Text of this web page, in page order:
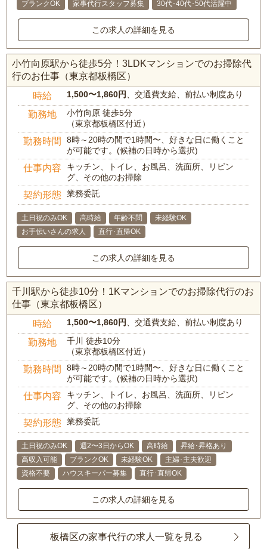
ブランクOK 家事代行スタッフ募集 30代･40代･50代活躍中
この求人の詳細を見る
小竹向原駅から徒歩5分！3LDKマンションでのお掃除代
行のお仕事（東京都板橋区）
時給 1,500〜1,860円 、交通費支給、前払い制度あり
勤務地
小竹向原 徒歩5分
（東京都板橋区付近）
勤務時間
8時～20時の間で1時間〜、好きな日に働くこと
が可能です。(候補の日時から選択)
仕事内容
キッチン、トイレ、お風呂、洗面所、リビン
グ、その他のお掃除
契約形態 業務委託
土日祝のみOK 高時給 年齢不問
未経験OK
お手伝いさんの求人
直行･直帰OK
この求人の詳細を見る
千川駅から徒歩10分！1Kマンションでのお掃除代行のお
仕事（東京都板橋区）
時給 1,500〜1,860円 、交通費支給、前払い制度あり
勤務地
千川 徒歩10分
（東京都板橋区付近）
勤務時間
8時～20時の間で1時間〜、好きな日に働くこと
が可能です。(候補の日時から選択)
仕事内容
キッチン、トイレ、お風呂、洗面所、リビン
グ、その他のお掃除
契約形態 業務委託
土日祝のみOK 週2〜3日からOK 高時給
昇給･昇格あり
高収入可能
ブランクOK 未経験OK
主婦･主夫歓迎
資格不要
ハウスキーパー募集 直行･直帰OK
この求人の詳細を見る
板橋区の家事代行の求人一覧を見る